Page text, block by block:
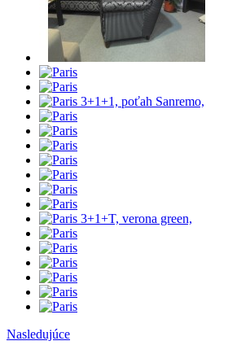
Nasledujúce